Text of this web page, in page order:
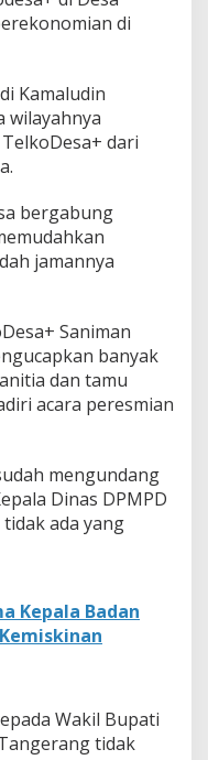
di
Kamaludin
wilayahnya
dari
bergabung
jamannya
Saniman
banyak
dan tamu
acara peresmian
mengundang
Dinas DPMPD
ada yang
Kepala Badan
Wakil Bupati
tidak